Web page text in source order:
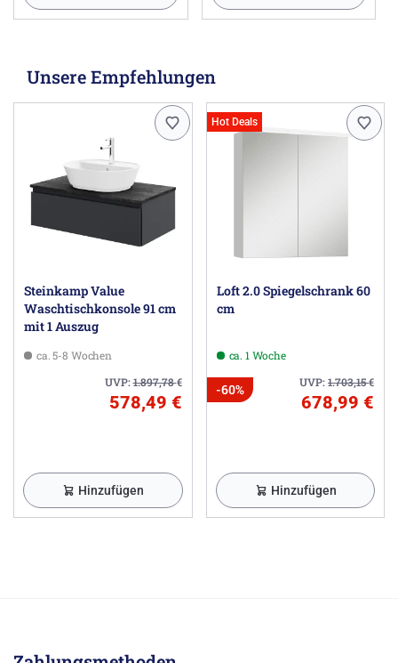
Unsere Empfehlungen
Steinkamp Value
Waschtischkonsole 91 cm
mit 1 Auszug
ca. 5-8 Wochen
UVP:1.897,78€
578,49 €
Hinzufügen
Hot Deals
Loft 2.0 Spiegelschrank 60
cm
ca. 1 Woche
UVP:1.703,15€
-60%
678,99 €
Hinzufügen